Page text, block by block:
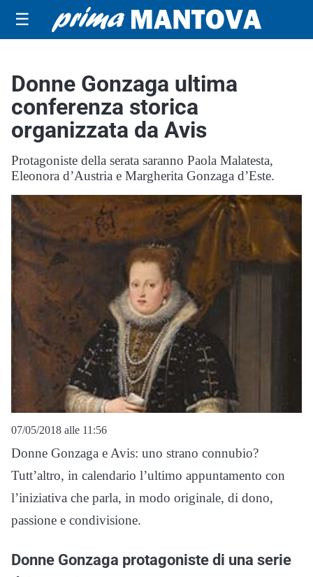
☰
Donne Gonzaga ultima
conferenza storica
organizzata da Avis
Protagoniste della serata saranno Paola Malatesta,
Eleonora d’Austria e Margherita Gonzaga d’Este.
07/05/2018 alle 11:56
Donne Gonzaga e Avis: uno strano connubio?
Tutt’altro, in calendario l’ultimo appuntamento con
l’iniziativa che parla, in modo originale, di dono,
passione e condivisione.
Donne Gonzaga protagoniste di una serie